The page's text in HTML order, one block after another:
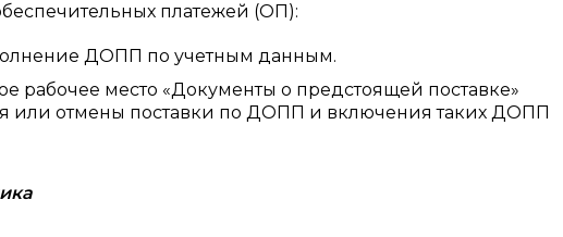
платежей (ОП):
ДОПП по учетным данным.
рабочее место «Документы о предстоящей поставке»
или отмены поставки по ДОПП и включения таких ДОПП